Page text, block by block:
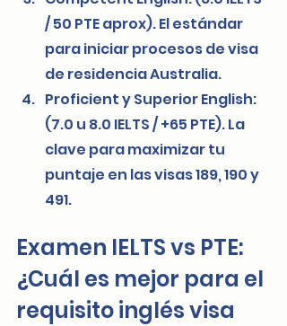
/ 50 PTE aprox). El estándar
para iniciar procesos de visa
de residencia Australia.
Proficient y Superior English:
(7.0 u 8.0 IELTS / +65 PTE). La
clave para maximizar tu
puntaje en las visas 189, 190 y
491.
Examen IELTS vs PTE:
¿Cuál es mejor para el
requisito inglés visa